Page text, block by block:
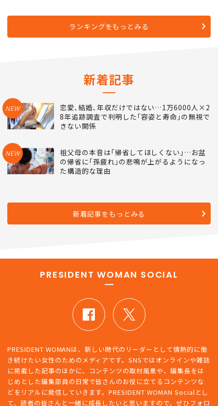
ランキングをもっとみる
新着記事
NEW
恋愛､結婚､年収だけではない…1万6000人×2
8年追跡調査で判明した｢容姿と寿命｣の無視で
きない関係
NEW
祖父母の本音は｢帰省してほしくない｣…お盆
の帰省に｢孫疲れ｣の悲鳴が上がるようになっ
た構造的な理由
新着記事をもっとみる
PRESIDENT WOMAN SOCIAL
PRESIDENT WOMANは、新しい時代のリーダーとして情熱的に働
き続けたい女性のためのメディアです。SNSではオンラインや雑誌
に掲載した記事のほかに、コンテンツの取材風景や、編集長をは
じめとした編集部員の日常で皆さんのお役に立てるコンテンツな
どをリアルに発信していきます。PRESIDENT WOMAN Socialとし
て、読者の皆さんと一緒に成長したいと思いますので、ぜひフォロ